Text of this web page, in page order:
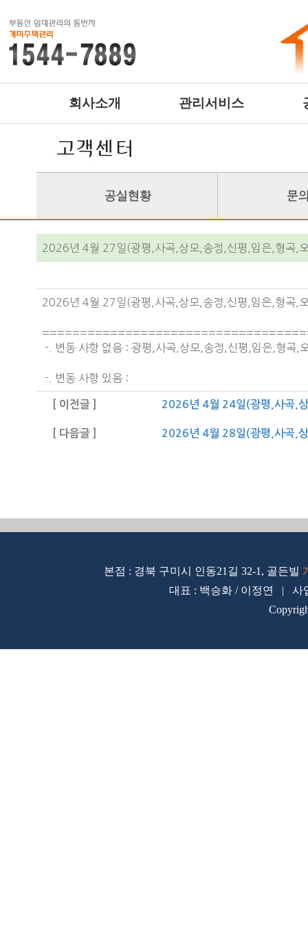
회사소개 관리서비스
2026년 4월 27일(광평,사곡,상모,송정,신평,임은,형곡,
2026년 4월 27일(광평,사곡,상모,송정,신평,임은,형곡,
-. 변동 사항 없음 : 광평,사곡,상모,송정,신평,임은,형곡,
-. 변동 사항 있음 :
[ 이전글 ] 2026년 4월 24일(광평,사곡,
[ 다음글 ] 2026년 4월 28일(광평,사곡,
본점 : 경북 구미시 인동21길 32-1, 골든빌
대표 : 백승화 / 이정연 | 사